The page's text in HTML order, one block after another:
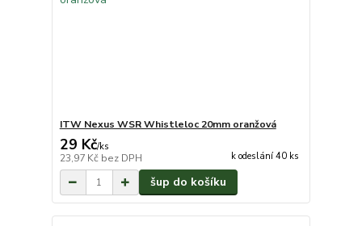
ITW Nexus WSR Whistleloc 20mm oranžová
29 Kč/ks
23,97 Kč bez DPH k odeslání 40 ks
šup do košíku